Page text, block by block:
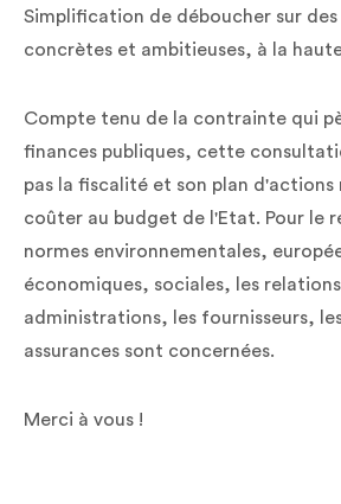
Simplification de déboucher sur des
concrètes et ambitieuses, à la
Compte tenu de la contrainte qui
finances publiques, cette
pas la fiscalité et son plan d'actions
coûter au budget de l'Etat. Pour le
normes environnementales,
économiques, sociales, les
administrations, les fournisseurs,
assurances sont concernées.
Merci à vous !